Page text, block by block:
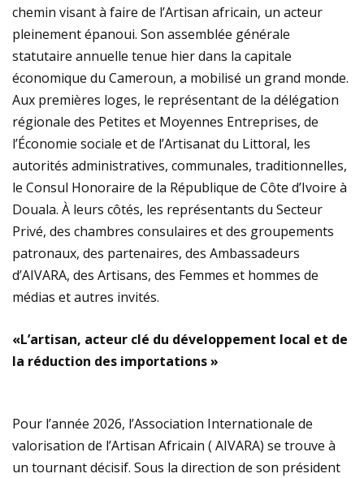
chemin visant à faire de l’Artisan africain, un acteur
pleinement épanoui. Son assemblée générale
statutaire annuelle tenue hier dans la capitale
économique du Cameroun, a mobilisé un grand monde.
Aux premières loges, le représentant de la délégation
régionale des Petites et Moyennes Entreprises, de
l’Économie sociale et de l’Artisanat du Littoral, les
autorités administratives, communales, traditionnelles,
le Consul Honoraire de la République de Côte d’Ivoire à
Douala. À leurs côtés, les représentants du Secteur
Privé, des chambres consulaires et des groupements
patronaux, des partenaires, des Ambassadeurs
d’AIVARA, des Artisans, des Femmes et hommes de
médias et autres invités.
«L’artisan, acteur clé du développement local et de
la réduction des importations »
Pour l’année 2026, l’Association Internationale de
valorisation de l’Artisan Africain ( AIVARA) se trouve à
un tournant décisif. Sous la direction de son président